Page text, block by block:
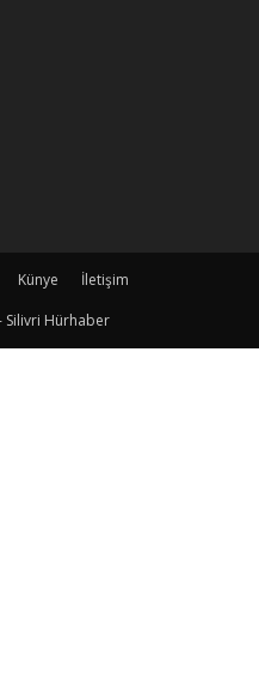
Künye
İletişim
Hürhaber